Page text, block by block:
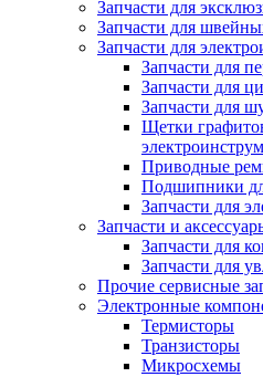
Запчасти для
Запчасти для
Запчасти для
Запчасти для
Запчасти для
Запчасти для
Щетки
Приводные
Подшипники
Запчасти для
Запчасти и
Запчасти для
Запчасти для
Прочие сервисные
Электронные
Термисторы
Транзисторы
Микросхемы